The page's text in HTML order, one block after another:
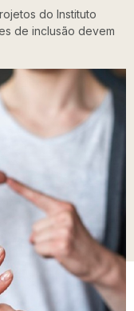
do Instituto
de inclusão devem